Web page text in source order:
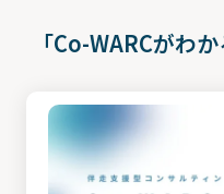
お客様の声
イベント
メディア
「Co-WARCがわ